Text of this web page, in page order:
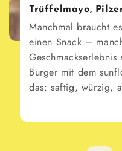
Trüffelmayo,
Manchmal braucht
einen Snack –
Geschmackserlebnis
Burger mit dem
das: saftig, würzig,